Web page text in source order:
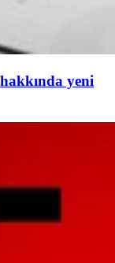
yeni